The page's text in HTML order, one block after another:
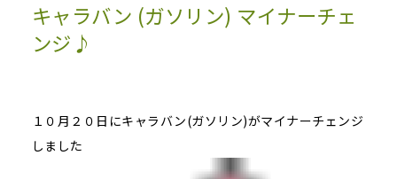
キャラバン (ガソリン) マイナーチェ
ンジ♪
１０月２０日にキャラバン(ガソリン)がマイナーチェンジ
しました